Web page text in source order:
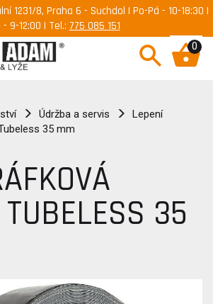
1231/8, Praha 6 - Suchdol | Po-Pá - 10-18:30 |
- 9-12:00 | Tel.: 775 085 151
0
Údržba a servis
Lepení
35 mm
35